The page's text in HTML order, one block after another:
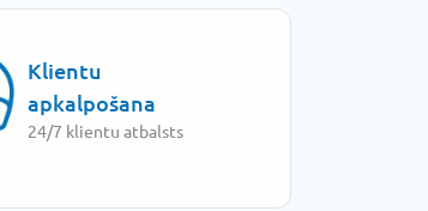
Klientu
apkalpošana
24/7 klientu atbalsts